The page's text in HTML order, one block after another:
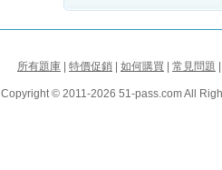
所有題庫 特價促銷 如何購買 常見問題
Copyright © 2011-2026 51-pass.com All